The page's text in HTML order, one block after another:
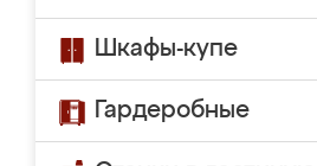
Шкафы-купе
Гардеробные